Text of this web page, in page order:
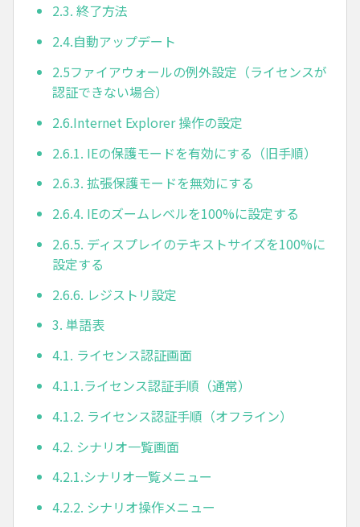
2.3. 終了方法
2.4.自動アップデート
2.5ファイアウォールの例外設定（ライセンスが
認証できない場合）
2.6.Internet Explorer 操作の設定
2.6.1. IEの保護モードを有効にする（旧手順）
2.6.3. 拡張保護モードを無効にする
2.6.4. IEのズームレベルを100%に設定する
2.6.5. ディスプレイのテキストサイズを100%に
設定する
2.6.6. レジストリ設定
3. 単語表
4.1. ライセンス認証画面
4.1.1.ライセンス認証手順（通常）
4.1.2. ライセンス認証手順（オフライン）
4.2. シナリオ一覧画面
4.2.1.シナリオ一覧メニュー
4.2.2. シナリオ操作メニュー